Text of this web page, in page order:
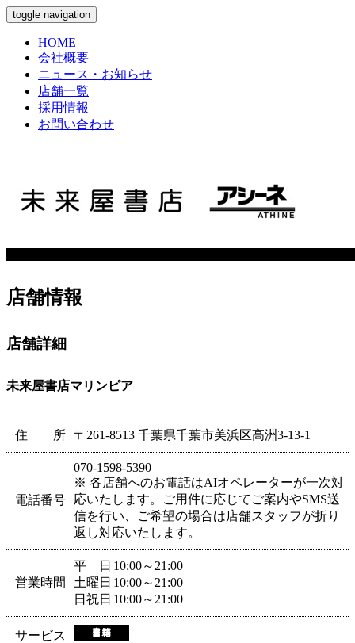
toggle navigation
HOME
会社概要
ニュース・お知らせ
店舗一覧
採用情報
お問い合わせ
店舗情報
店舗詳細
未来屋書店マリンピア
住 所 〒261-8513 千葉県千葉市美浜区高洲3-13-1
電話番号
070-1598-5390
※ 各店舗へのお電話はAIオペレーターが一次対
応いたします。ご用件に応じてご案内やSMS送
信を行い、ご希望の場合は店舗スタッフが折り
返し対応いたします。
営業時間
平 日 10:00～21:00
土曜日 10:00～21:00
日祝日 10:00～21:00
サービス